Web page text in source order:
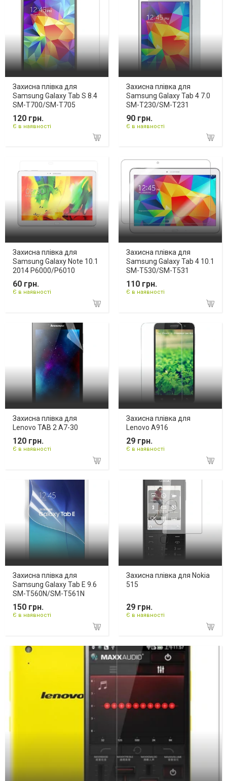
Захисна плівка для
Samsung Galaxy Tab S 8.4
SM-T700/SM-T705
120 грн.
Є в наявності
Захисна плівка для
Samsung Galaxy Tab 4 7.0
SM-T230/SM-T231
90 грн.
Є в наявності
Захисна плівка для
Samsung Galaxy Note 10.1
2014 P6000/P6010
60 грн.
Є в наявності
Захисна плівка для
Samsung Galaxy Tab 4 10.1
SM-T530/SM-T531
110 грн.
Є в наявності
Захисна плівка для
Lenovo TAB 2 A7-30
120 грн.
Є в наявності
Захисна плівка для
Lenovo A916
29 грн.
Є в наявності
Захисна плівка для
Samsung Galaxy Tab E 9.6
SM-T560N/SM-T561N
150 грн.
Є в наявності
Захисна плівка для Nokia
515
29 грн.
Є в наявності